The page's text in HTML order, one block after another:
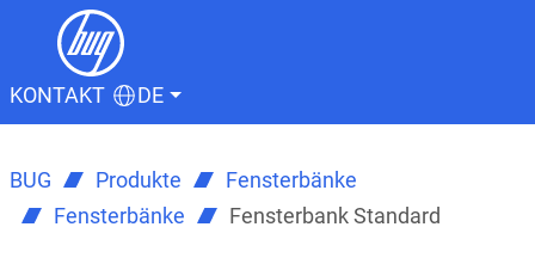
KONTAKT DE
BUG Produkte
Fensterbänke
Fensterbänke
Fensterbank Standard